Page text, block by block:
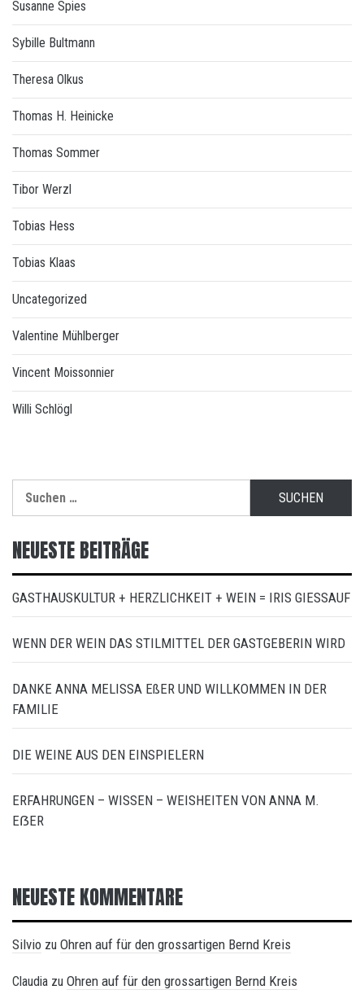
Susanne Spies
Sybille Bultmann
Theresa Olkus
Thomas H. Heinicke
Thomas Sommer
Tibor Werzl
Tobias Hess
Tobias Klaas
Uncategorized
Valentine Mühlberger
Vincent Moissonnier
Willi Schlögl
nach:
NEUESTE BEITRÄGE
GASTHAUSKULTUR + HERZLICHKEIT + WEIN = IRIS GIESSAUF
WENN DER WEIN DAS STILMITTEL DER GASTGEBERIN WIRD
DANKE ANNA MELISSA EßER UND WILLKOMMEN IN DER
FAMILIE
DIE WEINE AUS DEN EINSPIELERN
ERFAHRUNGEN – WISSEN – WEISHEITEN VON ANNA M.
EẞER
NEUESTE KOMMENTARE
Silvio zu Ohren auf für den grossartigen Bernd Kreis
Claudia zu Ohren auf für den grossartigen Bernd Kreis